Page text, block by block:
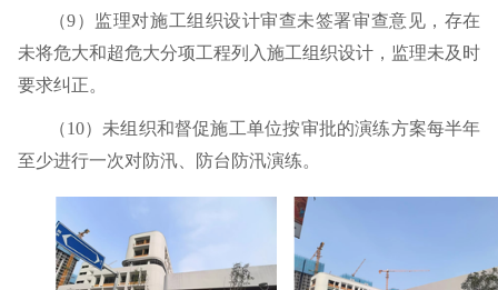
（9）监理对施工组织设计审查未签署审查意见，存在
未将危大和超危大分项工程列入施工组织设计，监理未及时
要求纠正。
（10）未组织和督促施工单位按审批的演练方案每半年
至少进行一次对防汛、防台防汛演练。